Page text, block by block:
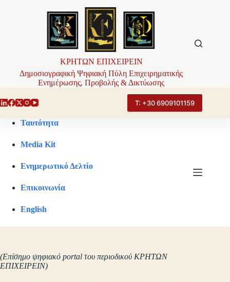
ΚΡΗΤΩΝ ΕΠΙΧΕΙΡΕΙΝ
Δημοσιογραφική Ψηφιακή Πύλη Επιχειρηματικής
Ενημέρωσης, Προβολής & Δικτύωσης
Τ: +30 6909101159
Ταυτότητα
Media Kit
Ενημερωτικό Δελτίο
Επικοινωνία
English
(Επίσημο ψηφιακό portal του περιοδικού ΚΡΗΤΩΝ
ΕΠΙΧΕΙΡΕΙΝ)